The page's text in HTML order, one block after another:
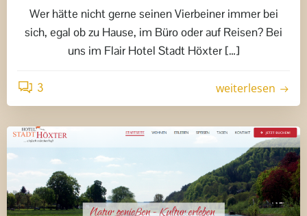
Wer hätte nicht gerne seinen Vierbeiner immer bei
sich, egal ob zu Hause, im Büro oder auf Reisen? Bei
uns im Flair Hotel Stadt Höxter […]
3 weiterlesen